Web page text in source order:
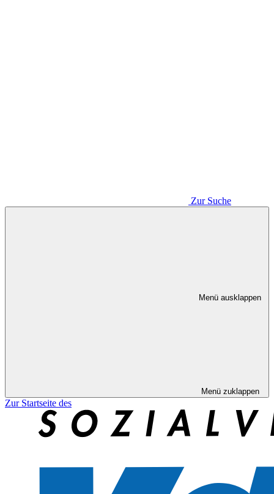
Zur Suche
Menü ausklappen
Menü zuklappen
Zur Startseite des